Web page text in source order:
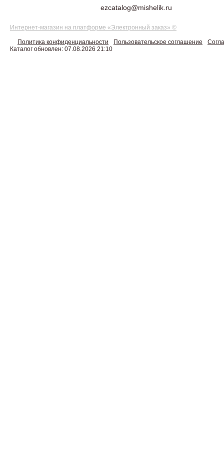
ezcatalog@mishelik.ru
Интернет-магазин на платформе «Электронный заказ» ©
Политика конфиденциальности Пользовательское соглашение
Каталог обновлен: 07.08.2026 21:10